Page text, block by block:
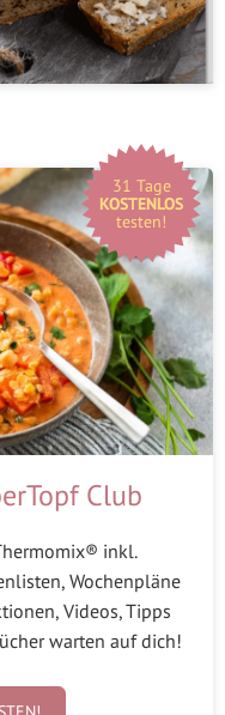
31 Tage
KOSTENLOS
testen!
Club
inkl.
Wochenpläne
Videos, Tipps
warten auf dich!